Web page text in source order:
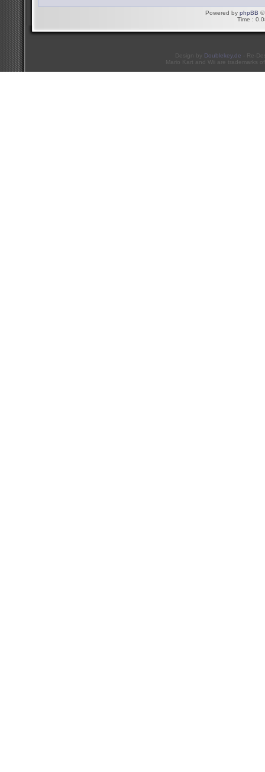
Powered by phpBB ©
Time :
Design by Doublekey.de - Re-
Mario Kart and Wii are trademarks